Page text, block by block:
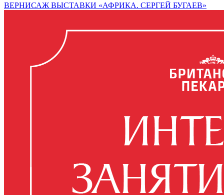
ВЕРНИСАЖ ВЫСТАВКИ «АФРИКА. СЕРГЕЙ БУГАЕВ»